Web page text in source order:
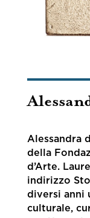
Alessandra
della
d’Arte.
indirizzo
diversi anni
culturale,